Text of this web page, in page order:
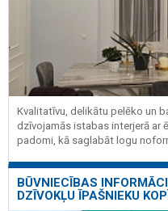
Kvalitatīvu, delikātu pelēko un
dzīvojamās istabas interjerā ar
padomi, kā saglabāt logu
BŪVNIECĪBAS
DZĪVOKĻU ĪPAŠNIEKU